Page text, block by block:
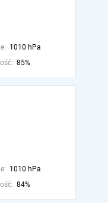
1010 hPa
85%
1010 hPa
84%